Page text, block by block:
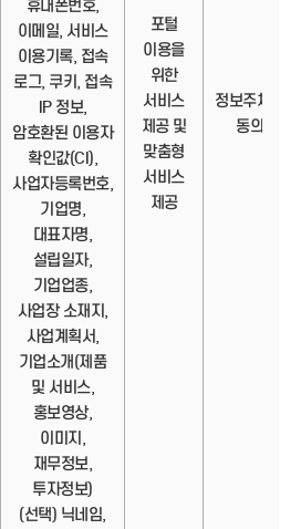
포털
이용을
위한
서비스
제공 및
맞춤형
서비스
제공
정보주체의
동의
휴대폰번호,
이메일, 서비스
이용기록, 접속
로그, 쿠키, 접속
IP 정보,
암호환된 이용자
확인값(CI),
사업자등록번호,
기업명,
대표자명,
설립일자,
기업업종,
사업장 소재지,
사업계획서,
기업소개(제품
및 서비스,
홍보영상,
이미지,
재무정보,
투자정보)
(선택) 닉네임,